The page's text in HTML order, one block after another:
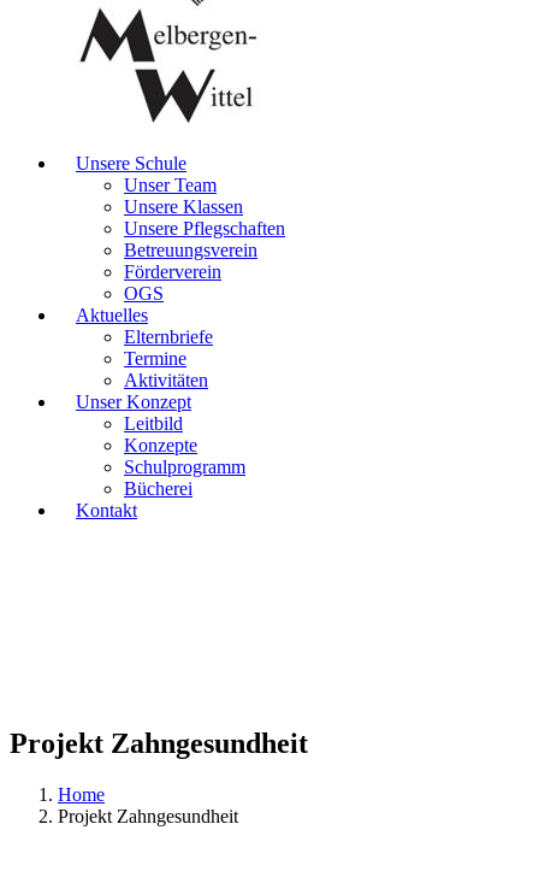
Unsere Schule
Unser Team
Unsere Klassen
Unsere Pflegschaften
Betreuungsverein
Förderverein
OGS
Aktuelles
Elternbriefe
Termine
Aktivitäten
Unser Konzept
Leitbild
Konzepte
Schulprogramm
Bücherei
Kontakt
Projekt Zahngesundheit
Home
Projekt Zahngesundheit